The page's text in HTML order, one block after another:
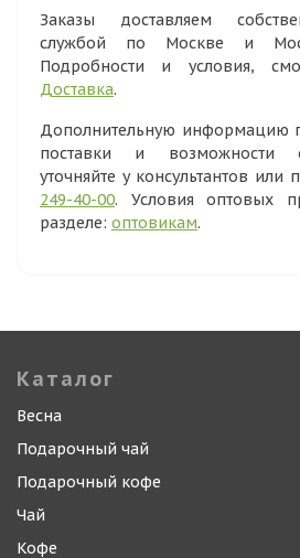
Заказы доставляем
службой по Москве и
Подробности и условия,
Доставка.
Дополнительную информацию
поставки и возможности
уточняйте у консультантов или
249-40-00. Условия оптовых
разделе: оптовикам.
Каталог
Весна
Подарочный чай
Подарочный кофе
Чай
Кофе